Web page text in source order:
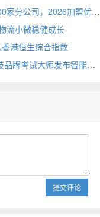
中高考技巧提分哪家口碑好？考试大师1500家分公司，2026加盟优选
流小微稳健成长
港恒生综合指数
中高考寒假黄金期如何精准突围？教育科技品牌考试大师发布智能备考方案
提交评论